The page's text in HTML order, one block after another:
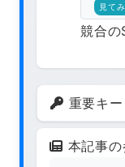
見て
競合の
重要キ
本記事の